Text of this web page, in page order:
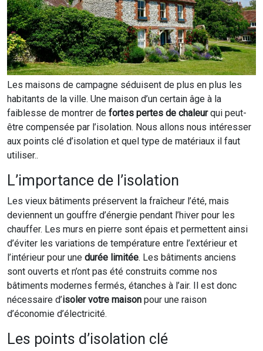
Les maisons de campagne séduisent de plus en plus les
habitants de la ville. Une maison d’un certain âge à la
faiblesse de montrer de fortes pertes de chaleurqui peut-
être compensée par l’isolation. Nous allons nous intéresser
aux points clé d’isolation et quel type de matériaux il faut
utiliser..
L’importance de l’isolation
Les vieux bâtiments préservent la fraîcheur l’été, mais
deviennent un gouffre d’énergie pendant l’hiver pour les
chauffer. Les murs en pierre sont épais et permettent ainsi
d’éviter les variations de température entre l’extérieur et
l’intérieur pour une durée limitée. Les bâtiments anciens
sont ouverts et n’ont pas été construits comme nos
bâtiments modernes fermés, étanches à l’air. Il est donc
nécessaire d’isoler votre maison pour une raison
d’économie d’électricité.
Les points d’isolation clé